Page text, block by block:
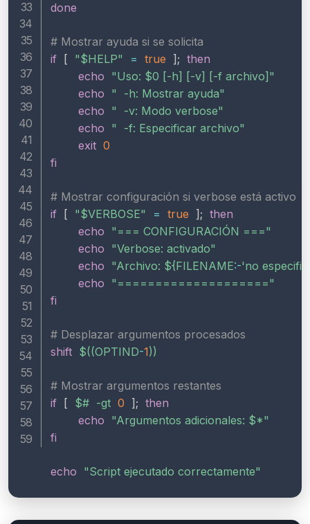
done
# Mostrar ayuda si se solicita
if
[ "$HELP" = true ] ; then
echo "Uso: $0 [-h] [-v] [-f archivo]"
echo "  -h: Mostrar ayuda"
echo "  -v: Modo verbose"
echo "  -f: Especificar archivo"
exit 0
fi
# Mostrar configuración si verbose está activo
if
[ "$VERBOSE" = true ] ; then
echo "=== CONFIGURACIÓN ==="
echo "Verbose: activado"
echo "Archivo: ${FILENAME:-'no
echo "===================="
fi
# Desplazar argumentos procesados
shift $((OPTIND-1))
# Mostrar argumentos restantes
if
[ $# -gt 0 ] ; then
echo "Argumentos adicionales: $*"
fi
echo "Script ejecutado correctamente"